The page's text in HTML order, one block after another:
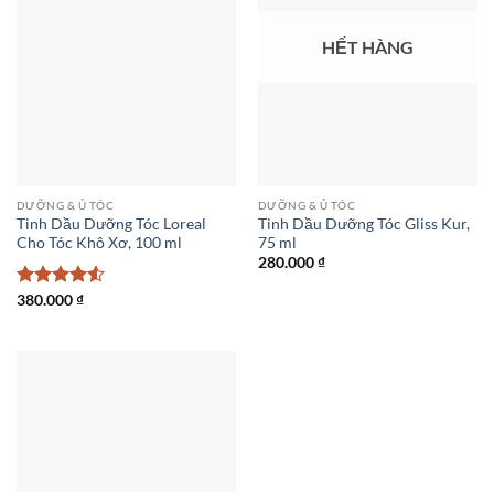
DƯỠNG & Ủ TÓC
Tinh Dầu Dưỡng Tóc Loreal
Cho Tóc Khô Xơ, 100 ml
Được xếp
380.000₫
HẾT HÀNG
DƯỠNG & Ủ TÓC
Tinh Dầu Dưỡng Tóc Gliss Kur,
75 ml
280.000₫